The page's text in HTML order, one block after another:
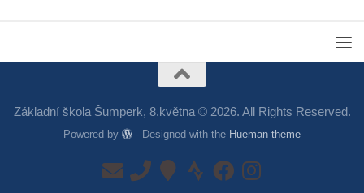
Základní škola Šumperk, 8.května © 2026. All Rights Reserved.
Powered by - Designed with the Hueman theme